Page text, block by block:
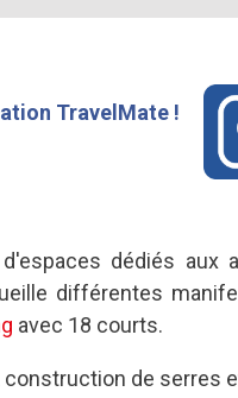
TravelMate !
dédiés aux
différentes
avec 18 courts.
construction de serres